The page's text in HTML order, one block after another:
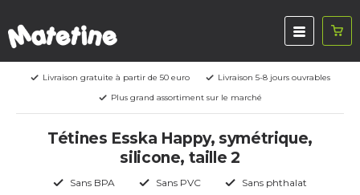
Livraison gratuite à partir de 50 euro
Livraison 5-8 jours ouvrables
Plus grand assortiment sur le marché
Tétines Esska Happy, symétrique,
silicone, taille 2
Sans BPA Sans PVC Sans phthalat